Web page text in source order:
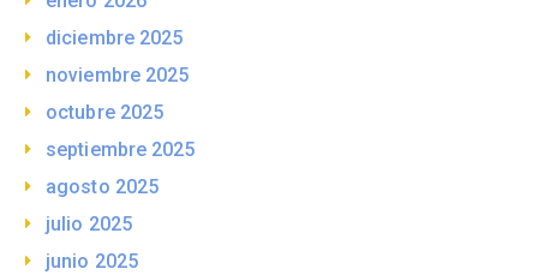
diciembre 2025
noviembre 2025
octubre 2025
septiembre 2025
agosto 2025
julio 2025
junio 2025